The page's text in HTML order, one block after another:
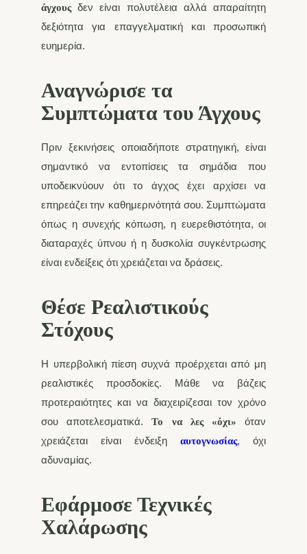
άγχουςδεν είναι πολυτέλεια αλλά απαραίτητη
δεξιότητα για επαγγελματική και προσωπική
ευημερία.
Αναγνώρισε τα
Συμπτώματα του Άγχους
Πριν ξεκινήσεις οποιαδήποτε στρατηγική, είναι
σημαντικό να εντοπίσεις τα σημάδια που
υποδεικνύουν ότι το άγχος έχει αρχίσει να
επηρεάζει την καθημερινότητά σου. Συμπτώματα
όπως η συνεχής κόπωση, η ευερεθιστότητα, οι
διαταραχές ύπνου ή η δυσκολία συγκέντρωσης
είναι ενδείξεις ότι χρειάζεται να δράσεις.
Θέσε Ρεαλιστικούς
Στόχους
Η υπερβολική πίεση συχνά προέρχεται από μη
ρεαλιστικές προσδοκίες. Μάθε να βάζεις
προτεραιότητες και να διαχειρίζεσαι τον χρόνο
σου αποτελεσματικά.Το να λες «όχι» όταν
χρειάζεται είναι ένδειξη αυτογνωσίας, όχι
αδυναμίας.
Εφάρμοσε Τεχνικές
Χαλάρωσης